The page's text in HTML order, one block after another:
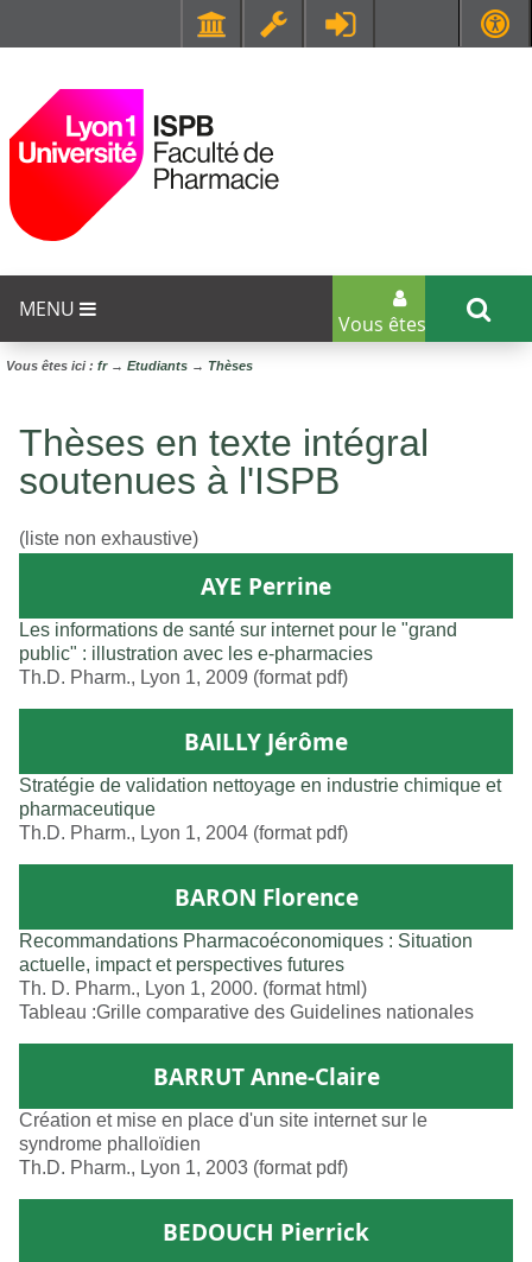
MENU
Vous êtes...
Vous êtes ici : fr→ Etudiants → Thèses
Thèses en texte intégral
soutenues à l'ISPB
(liste non exhaustive)
AYE Perrine
Les informations de santé sur internet pour le "grand
public" : illustration avec les e-pharmacies
Th.D. Pharm., Lyon 1, 2009 (format pdf)
BAILLY Jérôme
Stratégie de validation nettoyage en industrie chimique et
pharmaceutique
Th.D. Pharm., Lyon 1, 2004 (format pdf)
BARON Florence
Recommandations Pharmacoéconomiques : Situation
actuelle, impact et perspectives futures
Th. D. Pharm., Lyon 1, 2000. (format html)
Tableau :Grille comparative des Guidelines nationales
BARRUT Anne-Claire
Création et mise en place d'un site internet sur le
syndrome phalloïdien
Th.D. Pharm., Lyon 1, 2003 (format pdf)
BEDOUCH Pierrick